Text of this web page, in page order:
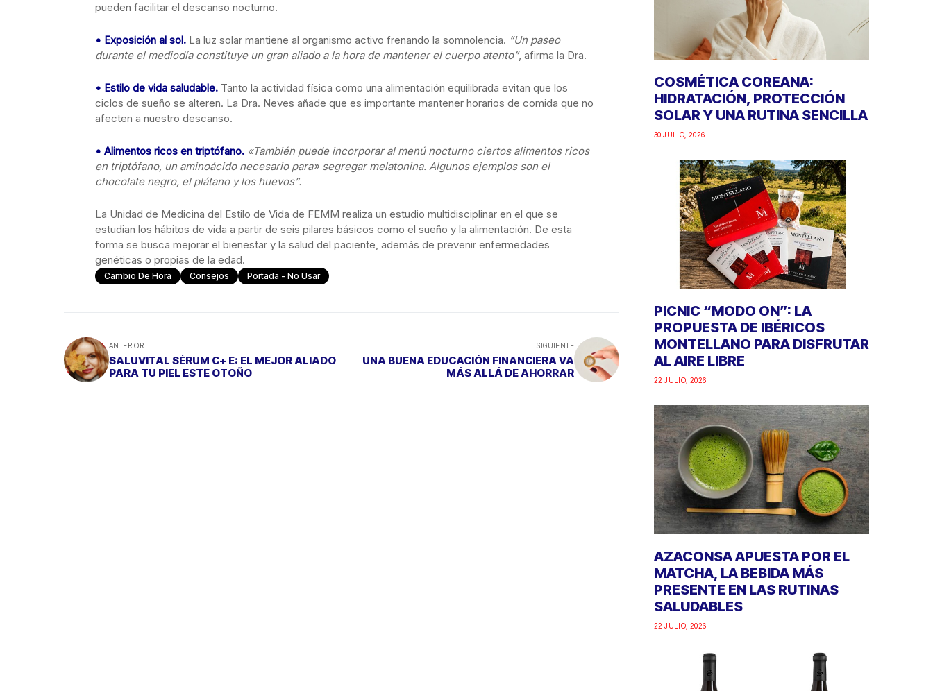
pueden facilitar el descanso nocturno.
• Exposición al sol. La luz solar mantiene al organismo activo frenando la somnolencia. “Un paseo
durante el mediodía constituye un gran aliado a la hora de mantener el cuerpo atento”, afirma la Dra.
• Estilo de vida saludable. Tanto la actividad física como una alimentación equilibrada evitan que los
ciclos de sueño se alteren. La Dra. Neves añade que es importante mantener horarios de comida que no
afecten a nuestro descanso.
• Alimentos ricos en triptófano. «También puede incorporar al menú nocturno ciertos alimentos ricos
en triptófano, un aminoácido necesario para» segregar melatonina. Algunos ejemplos son el
chocolate negro, el plátano y los huevos”.
La Unidad de Medicina del Estilo de Vida de FEMM realiza un estudio multidisciplinar en el que se
estudian los hábitos de vida a partir de seis pilares básicos como el sueño y la alimentación. De esta
forma se busca mejorar el bienestar y la salud del paciente, además de prevenir enfermedades
genéticas o propias de la edad.
Cambio De Hora Consejos Portada - No Usar
ANTERIOR
SALUVITAL SÉRUM C+ E: EL MEJOR ALIADO
PARA TU PIEL ESTE OTOÑO
SIGUIENTE
UNA BUENA EDUCACIÓN FINANCIERA VA
MÁS ALLÁ DE AHORRAR
COSMÉTICA COREANA:
HIDRATACIÓN, PROTECCIÓN
SOLAR Y UNA RUTINA SENCILLA
30 JULIO, 2026
PICNIC “MODO ON”: LA
PROPUESTA DE IBÉRICOS
MONTELLANO PARA DISFRUTAR
AL AIRE LIBRE
22 JULIO, 2026
AZACONSA APUESTA POR EL
MATCHA, LA BEBIDA MÁS
PRESENTE EN LAS RUTINAS
SALUDABLES
22 JULIO, 2026